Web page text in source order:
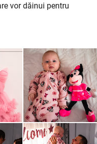
vor dăinui pentru